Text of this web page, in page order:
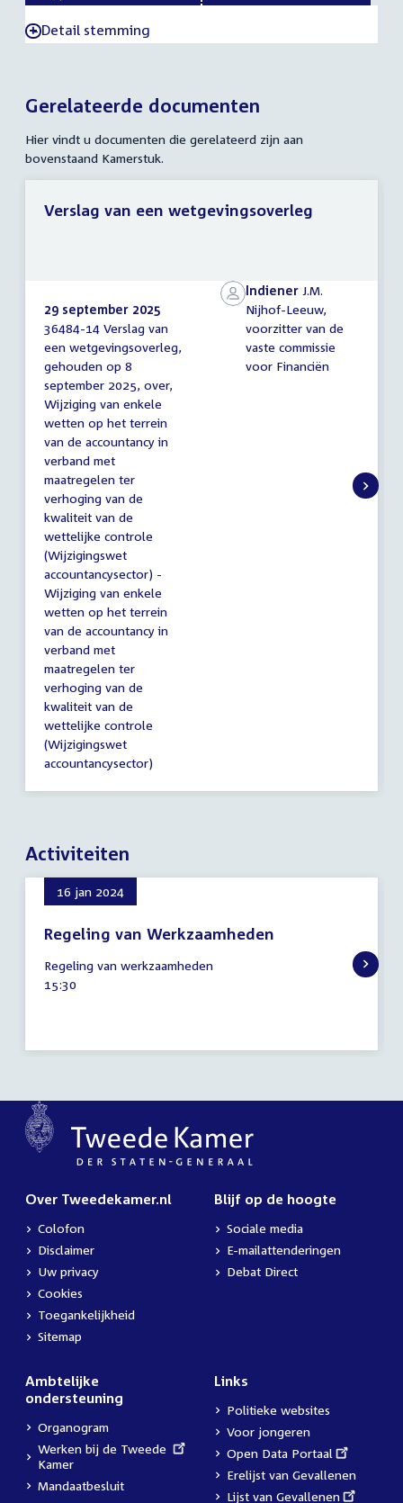
-Detail stemming
Gerelateerde documenten
Hier vindt u documenten die gerelateerd zijn aan
bovenstaand Kamerstuk.
Verslag
van
een
wetgevingsoverleg
29 september 2025
36484-14 Verslag van
een wetgevingsoverleg,
gehouden op 8
september 2025, over,
Wijziging van enkele
wetten op het terrein
van de accountancy in
verband met
maatregelen ter
verhoging van de
kwaliteit van de
wettelijke controle
(Wijzigingswet
accountancysector) -
Wijziging van enkele
wetten op het terrein
van de accountancy in
verband met
maatregelen ter
verhoging van de
kwaliteit van de
wettelijke controle
(Wijzigingswet
accountancysector)
Indiener J.M.
Nijhof-Leeuw,
voorzitter van de
vaste commissie
voor Financiën
Verslag van een wetgevingsoverleg
Activiteiten
16 jan 2024
Regeling van Werkzaamheden
januari
2024
Regeling van werkzaamheden
Tijd
15:30
Over Tweedekamer.nl
Colofon
Disclaimer
Uw privacy
Cookies
Toegankelijkheid
Sitemap
Blijf op de hoogte
Sociale media
E-mailattenderingen
Debat Direct
Ambtelijke
ondersteuning
Organogram
External
link:
Werken bij de Tweede
Kamer
Mandaatbesluit
Links
Politieke websites
Voor jongeren
External
link:
Open Data Portaal
Erelijst van Gevallenen
External
Lijst van Gevallenen